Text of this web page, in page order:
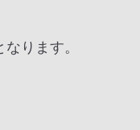
ります。